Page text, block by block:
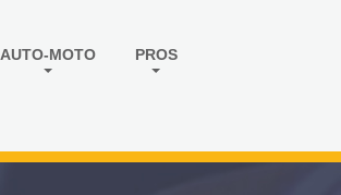
AUTO-MOTO PROS